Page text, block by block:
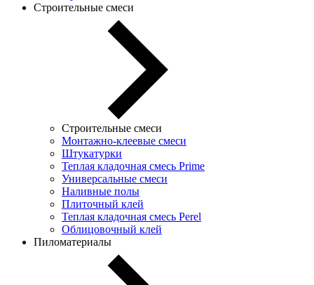
Строительные смеси
Строительные смеси
Монтажно-клеевые смеси
Штукатурки
Теплая кладочная смесь Prime
Универсальные смеси
Наливные полы
Плиточный клей
Теплая кладочная смесь Perel
Облицовочный клей
Пиломатериалы